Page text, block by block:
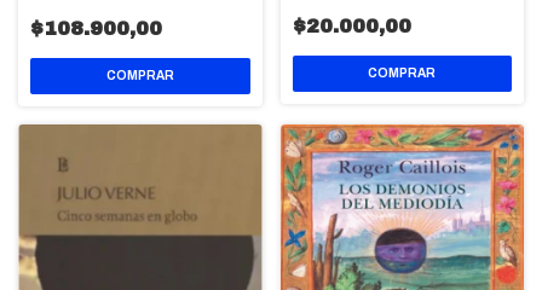
$108.900,00 $20.000,00